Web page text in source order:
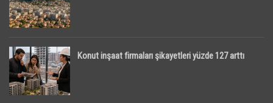
Konut inşaat firmaları şikayetleri yüzde 127 arttı